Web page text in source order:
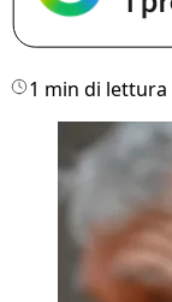
1 min di lettura